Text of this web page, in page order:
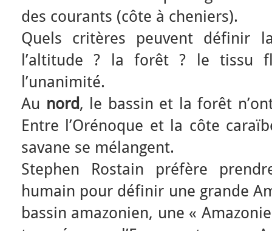
des courants (côte à cheniers).
Quels critères peuvent définir
l’altitude ? la forêt ? le tissu
l’unanimité.
Au nord, le bassin et la forêt
Entre l’Orénoque et la côte
savane se mélangent.
Stephen Rostain préfère
humain pour définir une grande
bassin amazonien, une «